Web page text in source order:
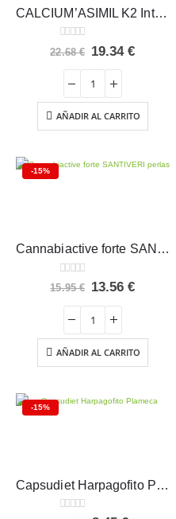
CALCIUM’ASIMIL K2 Intersa
0 out of 5
22.68€ El
era:
22.68 €.
19.34€El
19.34 €.
AÑADIR AL CARRITO
-15%
Cannabiactive forte SANTIVERI perlas
0 out of 5
15.95€ El
original
era:
15.95 €.
13.56€El
13.56 €.
AÑADIR AL CARRITO
-15%
Capsudiet Harpagofito Plameca 40 cápsulas